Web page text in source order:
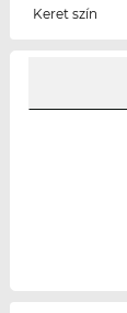
Keret szín